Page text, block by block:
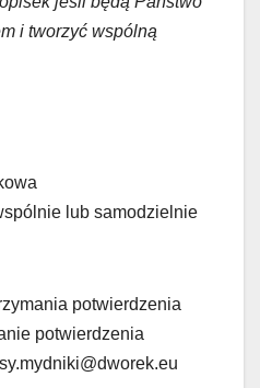
i tworzyć wspólną
lub samodzielnie
potwierdzenia
potwierdzenia